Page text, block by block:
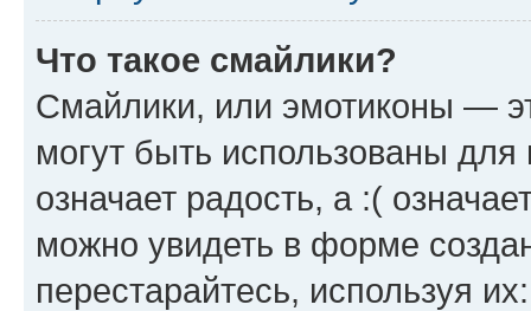
Что такое смайлики?
Смайлики, или эмотиконы —
могут быть использованы
означает радость, а :(
можно увидеть в форме
перестарайтесь, используя